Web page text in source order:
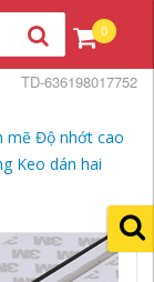
0
mẽ Độ nhớt cao
Keo dán hai
TD-636198017752